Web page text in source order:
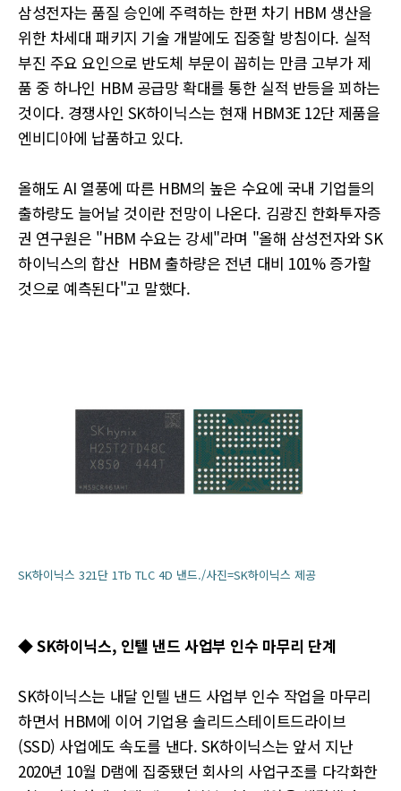
삼성전자는 품질 승인에 주력하는 한편 차기 HBM 생산을
위한 차세대 패키지 기술 개발에도 집중할 방침이다. 실적
부진 주요 요인으로 반도체 부문이 꼽히는 만큼 고부가 제
품 중 하나인 HBM 공급망 확대를 통한 실적 반등을 꾀하는
것이다. 경쟁사인 SK하이닉스는 현재 HBM3E 12단 제품을
엔비디아에 납품하고 있다.
올해도 AI 열풍에 따른 HBM의 높은 수요에 국내 기업들의
출하량도 늘어날 것이란 전망이 나온다. 김광진 한화투자증
권 연구원은 "HBM 수요는 강세"라며 "올해 삼성전자와 SK
하이닉스의 합산 HBM 출하량은 전년 대비 101% 증가할
것으로 예측된다"고 말했다.
SK하이닉스 321단 1Tb TLC 4D 낸드./사진=SK하이닉스 제공
◆ SK하이닉스, 인텔 낸드 사업부 인수 마무리 단계
SK하이닉스는 내달 인텔 낸드 사업부 인수 작업을 마무리
하면서 HBM에 이어 기업용 솔리드스테이트드라이브
(SSD) 사업에도 속도를 낸다. SK하이닉스는 앞서 지난
2020년 10월 D램에 집중됐던 회사의 사업구조를 다각화한